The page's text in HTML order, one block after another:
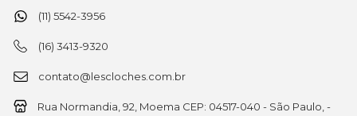
(11) 5542-3956
(16) 3413-9320
contato@lescloches.com.br
Rua Normandia, 92, Moema CEP: 04517-040 - São Paulo, -